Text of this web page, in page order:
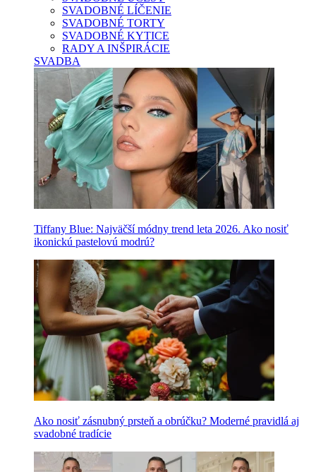
SVADOBNÉ LÍČENIE
SVADOBNÉ TORTY
SVADOBNÉ KYTICE
RADY A INŠPIRÁCIE
SVADBA
Tiffany Blue: Najväčší módny trend leta 2026. Ako nosiť
ikonickú pastelovú modrú?
Ako nosiť zásnubný prsteň a obrúčku? Moderné pravidlá aj
svadobné tradície